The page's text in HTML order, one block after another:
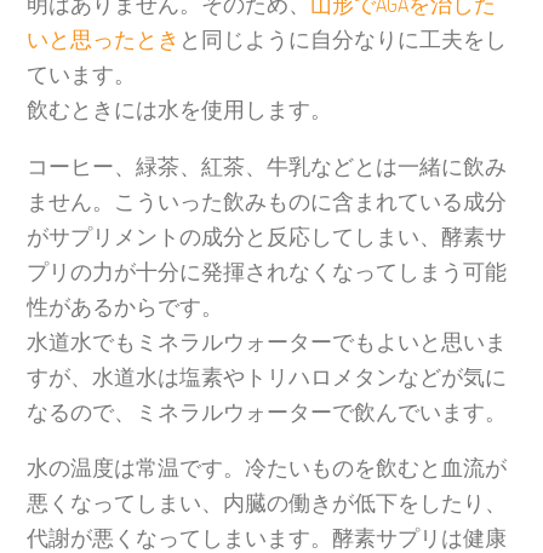
いと思ったとき と同じように自分なりに工夫をし
ています。
飲むときには水を使用します。
コーヒー、緑茶、紅茶、牛乳などとは一緒に飲み
ません。こういった飲みものに含まれている成分
がサプリメントの成分と反応してしまい、酵素サ
プリの力が十分に発揮されなくなってしまう可能
性があるからです。
水道水でもミネラルウォーターでもよいと思いま
すが、水道水は塩素やトリハロメタンなどが気に
なるので、ミネラルウォーターで飲んでいます。
水の温度は常温です。冷たいものを飲むと血流が
悪くなってしまい、内臓の働きが低下をしたり、
代謝が悪くなってしまいます。酵素サプリは健康